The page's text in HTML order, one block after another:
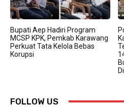
Bupati Aep Hadiri Program
MCSP KPK, Pemkab Karawang
Perkuat Tata Kelola Bebas
Korupsi
FOLLOW US